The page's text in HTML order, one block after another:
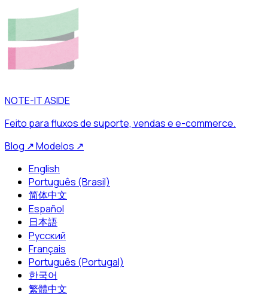
NOTE-IT ASIDE
Feito para fluxos de suporte, vendas e e-commerce.
Blog ↗Modelos ↗
English
Português (Brasil)
简体中文
Español
日本語
Русский
Français
Português (Portugal)
한국어
繁體中文